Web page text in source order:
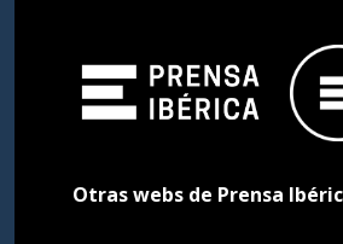
Otras webs de Prensa